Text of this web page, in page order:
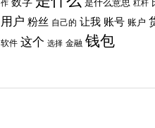
作 是什么意思 杠杆
用户 粉丝 自己的 让我 账号 账户
软件 这个 选择 金融 钱包